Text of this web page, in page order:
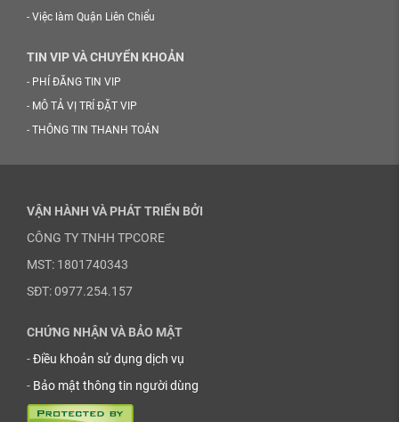
- Việc làm Quận Liên Chiểu
TIN VIP VÀ CHUYỂN KHOẢN
- PHÍ ĐĂNG TIN VIP
- MÔ TẢ VỊ TRÍ ĐẶT VIP
- THÔNG TIN THANH TOÁN
VẬN HÀNH VÀ PHÁT TRIỂN BỞI
CÔNG TY TNHH TPCORE
MST: 1801740343
SĐT: 0977.254.157
CHỨNG NHẬN VÀ BẢO MẬT
-Điều khoản sử dụng dịch vụ
- Bảo mật thông tin người dùng